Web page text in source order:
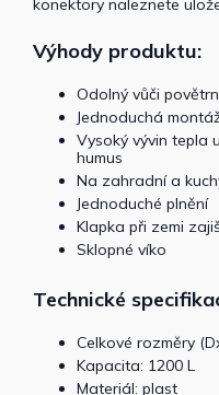
konektory naleznete
Výhody produktu:
Odolný vůči
Jednoduchá
Vysoký vývin tepla
humus
Na zahradní a
Jednoduché plnění
Klapka při zemi
Sklopné víko
Technické
Celkové rozměry
Kapacita: 1200 L
Materiál: plast